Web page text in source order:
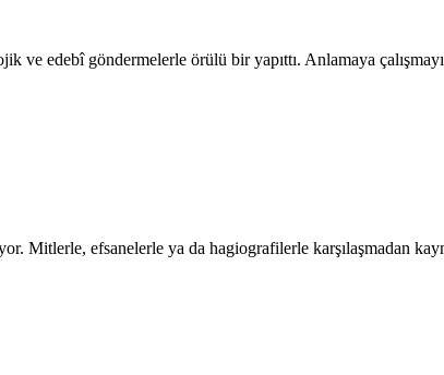
edebî göndermelerle örülü bir yapıttı. Anlamaya
Mitlerle, efsanelerle ya da hagiografilerle karşılaşmadan